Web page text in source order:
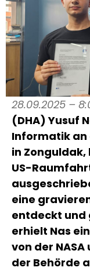
28.09.2025 –
(DHA) Yusuf
Informatik an
in Zonguldak,
US-
eine
entdeckt und
erhielt Nas
von der
der Behörde